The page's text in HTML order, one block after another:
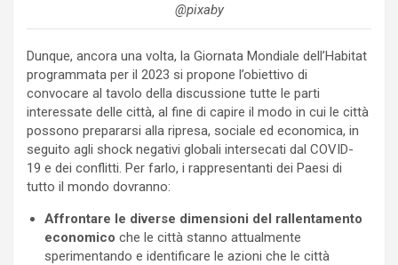
@pixaby
Dunque, ancora una volta, la Giornata Mondiale dell’Habitat
programmata per il 2023 si propone l’obiettivo di
convocare al tavolo della discussione tutte le parti
interessate delle città, al fine di capire il modo in cui le città
possono prepararsi alla ripresa, sociale ed economica, in
seguito agli shock negativi globali intersecati dal COVID-
19 e dei conflitti. Per farlo, i rappresentanti dei Paesi di
tutto il mondo dovranno:
Affrontare le diverse dimensioni del rallentamento
economico che le città stanno attualmente
sperimentando e identificare le azioni che le città